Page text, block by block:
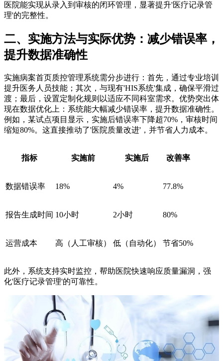
医院能实现从录入到审核的闭环管理，显著提升'医疗记录管
理'的完整性。
二、实施方法与实际优势：减少错误率，
提升数据准确性
实施病案首页质控管理系统需分步进行：首先，通过专业培训
提升医务人员技能；其次，与现有'HIS系统'集成，确保平滑过
渡；最后，设置定制化规则以适应不同科室需求。优势突出体
现在数据优化上：系统能大幅减少错误率，提升数据准确性。
例如，某试点项目显示，实施后错误率下降超70%，审核时间
缩短80%。这直接推动了'医院质量改进'，并节省人力成本。
指标 实施前 实施后 改善率
数据错误率 18% 4% 77.8%
报告生成时间 10小时 2小时 80%
运营成本 高（人工审核） 低（自动化） 节省50%
此外，系统支持实时监控，帮助医院快速响应质量漏洞，强
化'医疗记录管理'的可靠性。